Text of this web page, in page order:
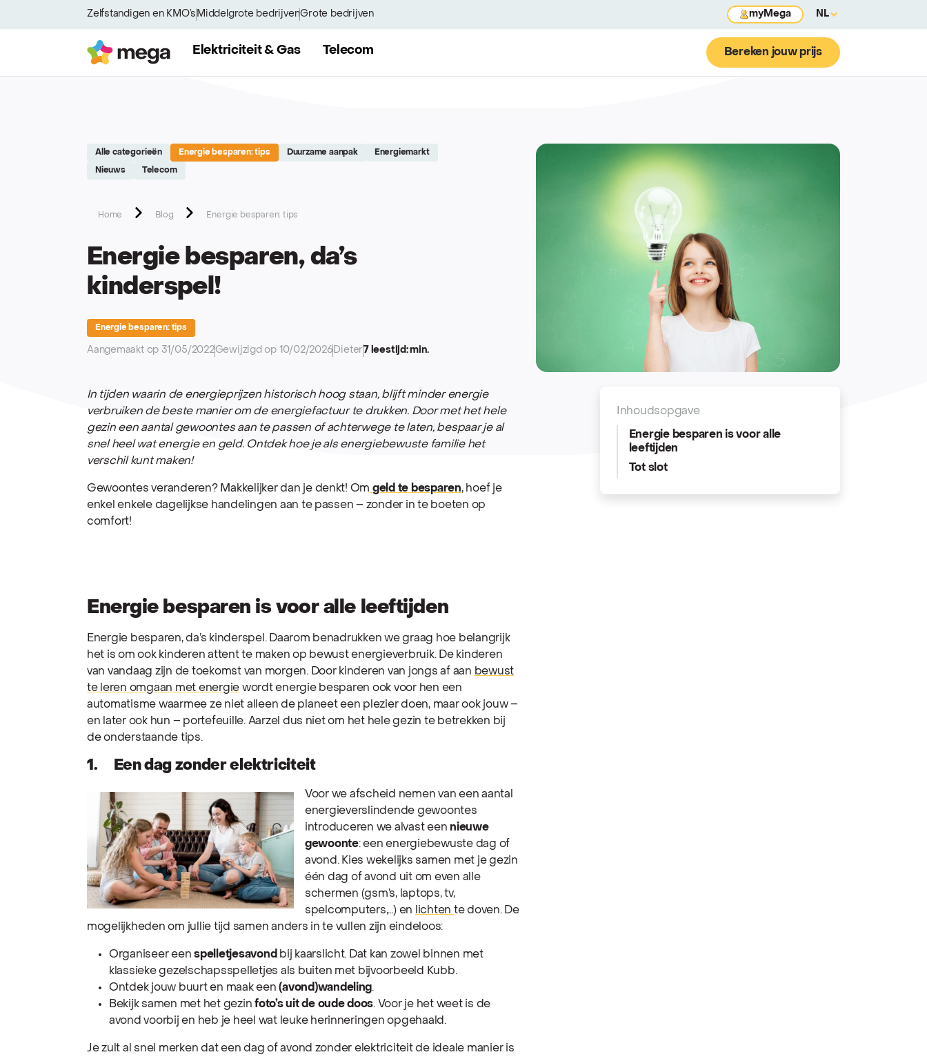
Zelfstandigen en KMO’s Middelgrote bedrijvenGrote bedrijven myMega NL
MegaElektriciteit & Gas Telecom Bereken jouw prijs
Alle categorieën Energie besparen: tips Duurzame aanpak Energiemarkt
Nieuws Telecom
Home Blog Energie besparen: tips
Energie besparen, da’s
kinderspel!
Energie besparen: tips
Aangemaakt op 31/05/2022Gewijzigd op 10/02/2026 Dieter 7 leestijd: min.
Inhoudsopgave
Energie besparen is voor alle
leeftijden
Tot slot
In tijden waarin de energieprijzen historisch hoog staan, blijft minder energie
verbruiken de beste manier om de energiefactuur te drukken. Door met het hele
gezin een aantal gewoontes aan te passen of achterwege te laten, bespaar je al
snel heel wat energie en geld. Ontdek hoe je als energiebewuste familie het
verschil kunt maken!
Gewoontes veranderen? Makkelijker dan je denkt! Om geld te besparen,hoef je
enkel enkele dagelijkse handelingen aan te passen – zonder in te boeten op
comfort!
Energie besparen is voor alle leeftijden
Energie besparen, da’s kinderspel. Daarom benadrukken we graag hoe belangrijk
het is om ook kinderen attent te maken op bewust energieverbruik. De kinderen
van vandaag zijn de toekomst van morgen. Door kinderen van jongs af aan bewust
te leren omgaan met energie wordt energie besparen ook voor hen een
automatisme waarmee ze niet alleen de planeet een plezier doen, maar ook jouw –
en later ook hun – portefeuille. Aarzel dus niet om het hele gezin te betrekken bij
de onderstaande tips.
1. Een dag zonder elektriciteit
Voor we afscheid nemen van een aantal
energieverslindende gewoontes
introduceren we alvast een nieuwe
gewoonte: een energiebewuste dag of
avond. Kies wekelijks samen met je gezin
één dag of avond uit om even alle
schermen (gsm’s, laptops, tv,
spelcomputers,…) en
lichten te doven. De
mogelijkheden om jullie tijd samen anders in te vullen zijn eindeloos:
Organiseer een spelletjesavond bij kaarslicht. Dat kan zowel binnen met
klassieke gezelschapsspelletjes als buiten met bijvoorbeeld Kubb.
Ontdek jouw buurt en maak een(avond)wandeling.
Bekijk samen met het gezin foto’s uit de oude doos. Voor je het weet is de
avond voorbij en heb je heel wat leuke herinneringen opgehaald.
Je zult al snel merken dat een dag of avond zonder elektriciteit de ideale manier is
Site réalisé par Softedge studio - https://softedge.be